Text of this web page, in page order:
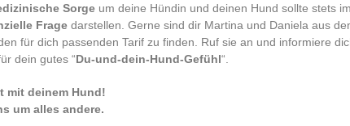
Sorge um deine Hündin und deinen Hund sollte stets
Frage darstellen. Gerne sind dir Martina und Daniela aus
für dich passenden Tarif zu finden. Ruf sie an und informiere
dein gutes “Du-und-dein-Hund-Gefühl“.
mit deinem Hund!
um alles andere.